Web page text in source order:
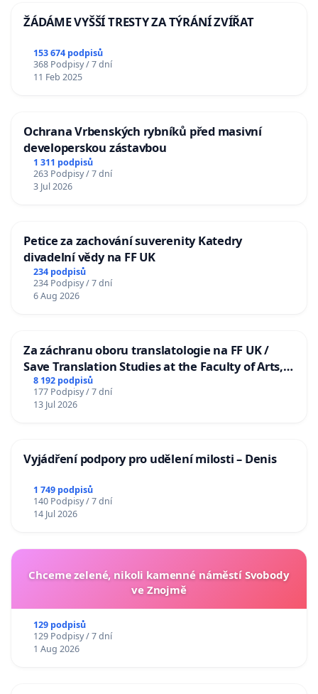
ŽÁDÁME VYŠŠÍ TRESTY ZA TÝRÁNÍ ZVÍŘAT
153 674 podpisů
368 Podpisy / 7 dní
11 Feb 2025
Ochrana Vrbenských rybníků před masivní
developerskou zástavbou
1 311 podpisů
263 Podpisy / 7 dní
3 Jul 2026
Petice za zachování suverenity Katedry
divadelní vědy na FF UK
234 podpisů
234 Podpisy / 7 dní
6 Aug 2026
Za záchranu oboru translatologie na FF UK /
Save Translation Studies at the Faculty of Arts,
Charles University
8 192 podpisů
177 Podpisy / 7 dní
13 Jul 2026
Vyjádření podpory pro udělení milosti – Denis
1 749 podpisů
140 Podpisy / 7 dní
14 Jul 2026
Chceme zelené, nikoli kamenné náměstí Svobody
ve Znojmě
129 podpisů
129 Podpisy / 7 dní
1 Aug 2026